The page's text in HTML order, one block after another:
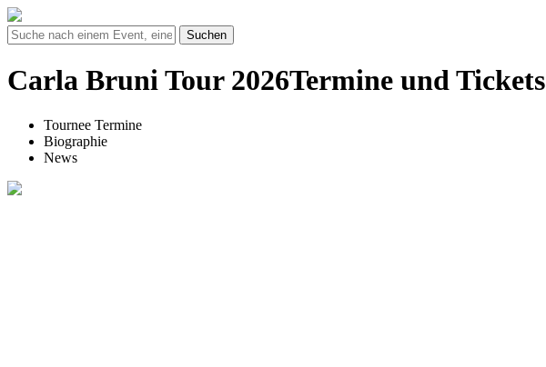
Suchen
Carla Bruni Tour 2026Termine und Tickets
Tournee Termine
Biographie
News